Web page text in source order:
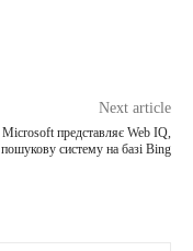
Next article
Microsoft представляє Web IQ,
пошукову систему на базі Bing